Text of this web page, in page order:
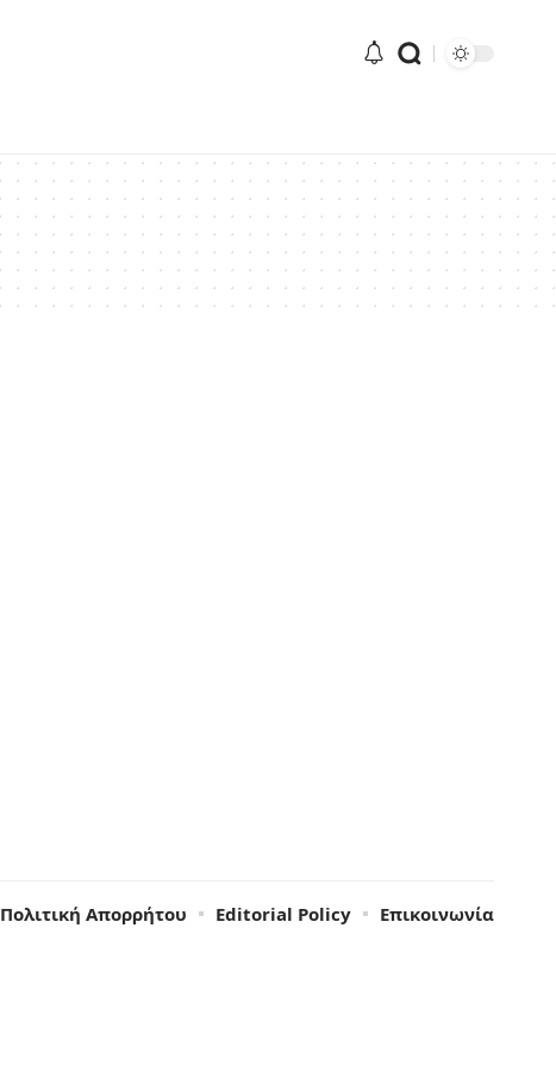
Πολιτική Απορρήτου Editorial Policy Επικοινωνία